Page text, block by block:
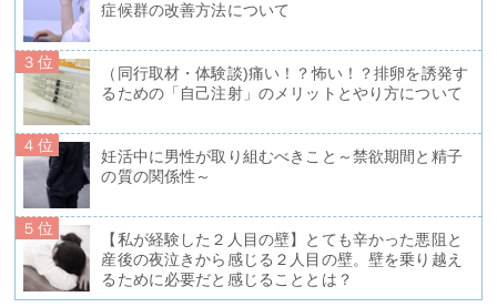
症候群の改善方法について
３位
（同行取材・体験談)痛い！？怖い！？排卵を誘発す
るための「自己注射」のメリットとやり方について
４位
妊活中に男性が取り組むべきこと～禁欲期間と精子
の質の関係性～
５位
【私が経験した２人目の壁】とても辛かった悪阻と
産後の夜泣きから感じる２人目の壁。壁を乗り越え
るために必要だと感じることとは？